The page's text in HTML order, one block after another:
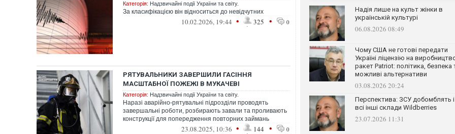
Категорія: Надзвичайні події України та світу.
За класифікацією він відноситься до невідчутних
10.02.2026, 19:44 • 325 • 0
РЯТУВАЛЬНИКИ ЗАВЕРШИЛИ ГАСІННЯ
МАСШТАБНОЇ ПОЖЕЖІ В МУКАЧЕВІ
Категорія: Надзвичайні події України та світу.
Наразі аварійно-рятувальні підрозділи проводять
завершальні роботи, розбирають завали та проливають
конструкції для попередження повторних займань
23.08.2025, 10:36 • 144 • 0
Надія лише на культ жінки в
українській культурі
06.08.2026 08:49
Чому США не готові передати
Україні ліцензію на
ракет Patriot: політика, безпека
можливі альтернативи
03.08.2026 20:24
Перспектива: ЗСУ добомблять і
всі інші склади Wildberries
23.07.2026 11:31